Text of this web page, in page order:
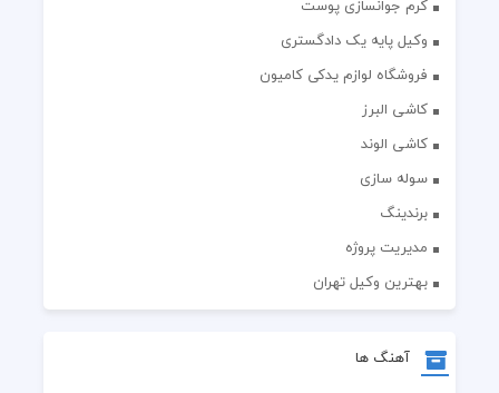
کرم جوانسازی پوست
وکیل پایه یک دادگستری
فروشگاه لوازم یدکی کامیون
کاشی البرز
کاشی الوند
سوله سازی
برندینگ
مدیریت پروژه
بهترین وکیل تهران
آهنگ ها